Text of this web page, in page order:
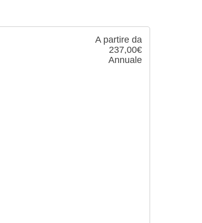
A partire da
237,00€
Annuale